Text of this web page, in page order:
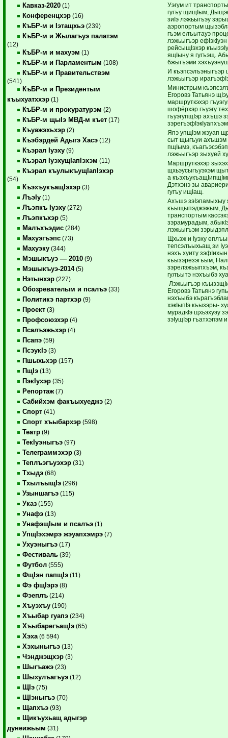
Кавказ-2020 (1)
Конференцхэр (16)
КъБР-м и Iэтащхьэ (239)
КъБР-м и Жылагъуэ палатэм
(12)
КъБР-м и махуэм (1)
КъБР-м и Парламентым (108)
КъБР-м и Правительствэм
(541)
КъБР-м и Президентым
къыхуатххэр (1)
КъБР-м и прокуратурэм (2)
КъБР-м щыIэ МВД-м къет (17)
Къуажэхьхэр (2)
Къэбэрдей Адыгэ Хасэ (12)
Къэрал Iуэху (9)
Къэрал IуэхущIапIэхэм (11)
Къэрал къулыкъущIапIэхэр
(54)
КъэхъукъащIэхэр (3)
ЛъэIу (1)
Лъэпкъ Iуэху (272)
Лъэпкъхэр (5)
Малъхъэдис (284)
Махуэгъэпс (73)
Махуэку (344)
Мэшыкъуэ — 2010 (9)
Мэшыкъуэ-2014(5)
Нэтынхэр (227)
Обозревателым и псалъэ (33)
Политикэ партхэр (9)
Проект (3)
Профсоюзхэр (4)
Псалъэжьхэр (4)
Псапэ (59)
ПсэукIэ (3)
Пшыхьхэр (157)
ПщIэ (13)
ПэкIухэр (35)
Репортаж (7)
Сабийхэм факъыхуеджэ (2)
Спорт (41)
Спорт хъыбархэр (598)
Театр (9)
ТекIуэныгъэ (97)
Телеграммэхэр (3)
Теплъэгъуэхэр (31)
Тхыдэ (68)
ТхылъыщIэ (296)
Узыншагъэ (115)
Указ (155)
Унафэ (13)
УнафэщIым и псалъэ (1)
УпщIэхэмрэ жэуапхэмрэ (7)
Ухуэныгъэ (17)
Фестиваль (39)
Футбол (555)
ФщIэн папщIэ (11)
Фэ фщIэрэ (8)
Фэеплъ (214)
Хъуэхъу (190)
Хъыбар гуапэ (234)
ХъыбарегъащIэ (65)
Хэха (6 594)
Хэхыныгъэ (13)
Чэнджэщхэр (3)
Шыгъажэ (23)
Шыхулъагъуэ (12)
ЩIэ (75)
ЩIэныгъэ (70)
Щапхъэ (93)
Щикъухьащ адыгэр
дунеижьым (31)
Уэгум ит
гугъу щищIым,
зиIэ лэжьыгъэу
аэропортым
гъэм елъытауэ
лэжьыгъэр
рейсыщIэхэр
ящIыну я гугъэщ.
бжыгъэми
И
лэжьыгъэр
Министрым
Егоровэ Татьянэ
маршруткэхэр
шофёрхэр гъуэгу
гъуэгупщIэр ахъшэ
Япэ упщIэм жэуап
сыт щыгъуи ахъшэм
пщIымэ,
лэжьыгъэр зыхуей
Маршруткэхэр
щхьэусыгъуэхэм
а
Дэтхэнэ зы
гугъу ищIащ.
Ахъшэ
къыщыпэджэжым,
транспортым
зэрамурадым,
лэжьыгъэм
Щхьэж и Iуэху
тепсэлъыхьащ зи
нэхъ хуиту
къызэрезэгъым,
зэрелэжьыпхъэм,
гулъытэ нэхъыбэ
Лэжьыгъэр
Егоровэ Татьянэ
нэхъыбэ
хэкIыпIэ къызэры-
мурадкIэ щхьэхуэу
зэIущIэр гъатхэпэм